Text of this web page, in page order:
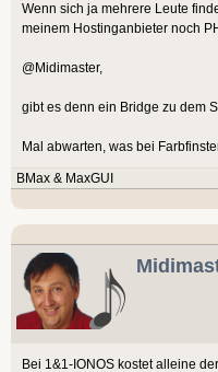
Wenn sich ja mehrere Leute
meinem Hostinganbieter noch
@Midimaster,
gibt es denn ein Bridge zu dem
Mal abwarten, was bei
BMax & MaxGUI
Bei 1&1-IONOS kostet alleine